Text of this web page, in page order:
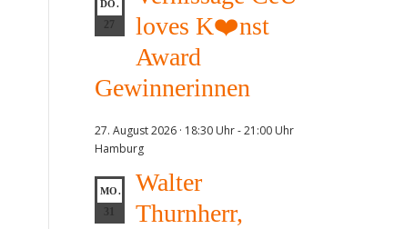
DO.
27
loves K❤️nst
Award
Gewinnerinnen
27. August 2026 · 18:30 Uhr-21:00 Uhr
Hamburg
MO.
Walter
Thurnherr,